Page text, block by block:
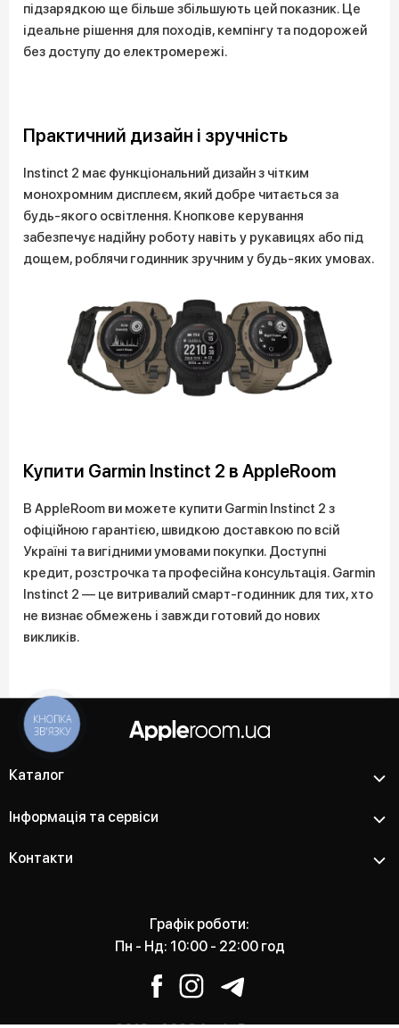
підзарядкою ще більше збільшують цей показник. Це
ідеальне рішення для походів, кемпінгу та подорожей
без доступу до електромережі.
Практичний дизайн і зручність
Instinct 2 має функціональний дизайн з чітким
монохромним дисплеєм, який добре читається за
будь-якого освітлення. Кнопкове керування
забезпечує надійну роботу навіть у рукавицях або під
дощем, роблячи годинник зручним у будь-яких умовах.
Купити Garmin Instinct 2 в AppleRoom
В AppleRoom ви можете купити Garmin Instinct 2 з
офіційною гарантією, швидкою доставкою по всій
Україні та вигідними умовами покупки. Доступні
кредит, розстрочка та професійна консультація. Garmin
Instinct 2 — це витривалий смарт-годинник для тих, хто
не визнає обмежень і завжди готовий до нових
викликів.
Каталог
Інформація та сервіси
Контакти
Графік роботи:
Пн - Нд: 10:00 - 22:00 год